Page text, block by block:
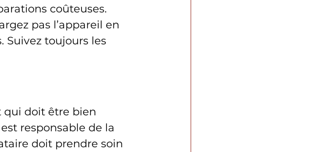
coûteuses.
pas l’appareil en
Suivez toujours les
qui doit être bien
responsable de la
doit prendre soin